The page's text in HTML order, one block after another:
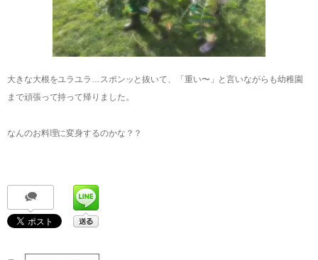
大きな大根をユラユラ…スポンッと抜いて、「重い〜」と言いながらも幼稚園
まで頑張って持って帰りました。
なんのお料理に変身するのかな？？